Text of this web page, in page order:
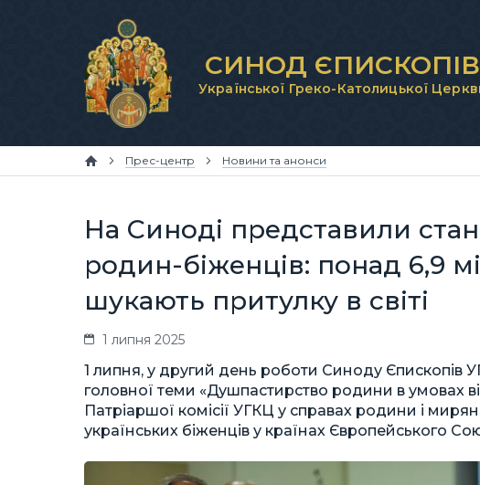
СИНОД ЄПИСКОПІВ
Української Греко-Католицької
Прес-центр Новини та анонси
На Синоді представили
родин-біженців: понад 6,9
шукають притулку в світі
1 липня 2025
1 липня, у другий день роботи Синоду Єпископів
головної теми «Душпастирство родини в умовах
Патріаршої комісії УГКЦ у справах родини і
українських біженців у країнах Європейського